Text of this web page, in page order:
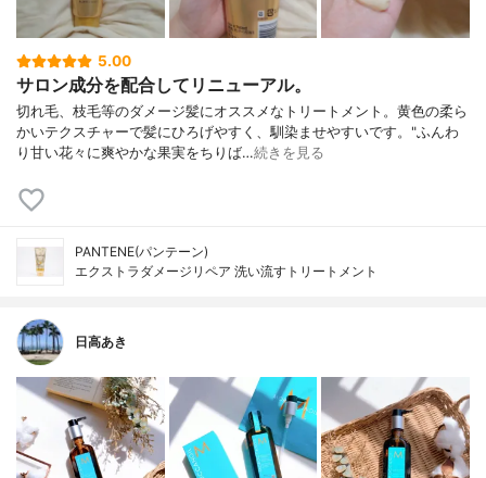
5.00
サロン成分を配合してリニューアル。
切れ毛、枝毛等のダメージ髪にオススメなトリートメント。黄色の柔ら
かいテクスチャーで髪にひろげやすく、馴染ませやすいです。"ふんわ
り甘い花々に爽やかな果実をちりば…続きを見る
PANTENE(パンテーン)
エクストラダメージリペア 洗い流すトリートメント
日高あき